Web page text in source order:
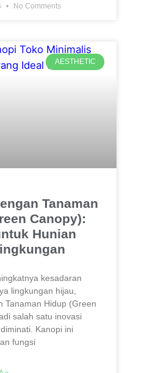
No Comments
AESTHETIC
Tanaman
Canopy):
Hunian
kesadaran
lingkungan hijau,
Tanaman Hidup (Green
salah satu inovasi
Kanopi ini
fungsi